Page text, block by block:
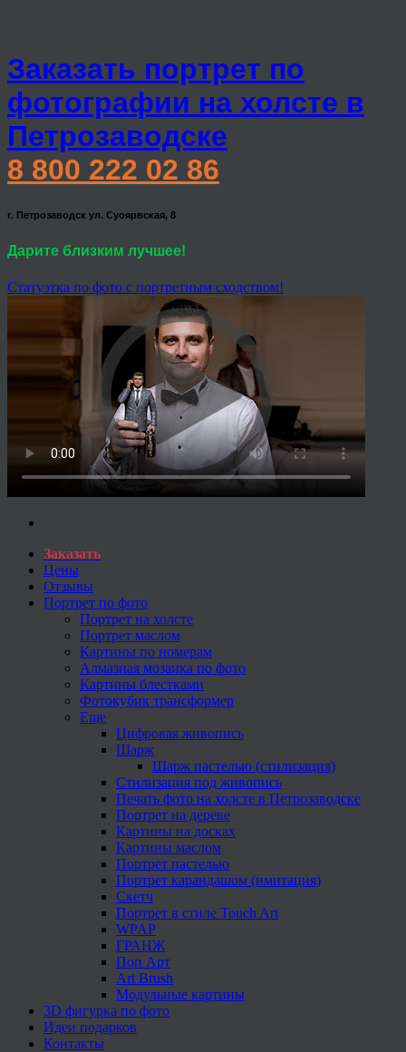
Заказать портрет по
фотографии на холсте в
Петрозаводске
8 800 222 02 86
г. Петрозаводск ул. Суоярвская, 8
Дарите близким лучшее!
Статуэтка по фото с портретным сходством!
Заказать
Цены
Отзывы
Портрет по фото
Портрет на холсте
Портрет маслом
Картины по номерам
Алмазная мозаика по фото
Картины блестками
Фотокубик трансформер
Еще
Цифровая живопись
Шарж
Шарж пастелью (стилизация)
Стилизация под живопись
Печать фото на холсте в Петрозаводске
Портрет на дереве
Картины на досках
Картины маслом
Портрет пастелью
Портрет карандашом (имитация)
Скетч
Портрет в стиле Touch Art
WPAP
ГРАНЖ
Поп Арт
Art Brush
Модульные картины
3D фигурка по фото
Идеи подарков
Контакты